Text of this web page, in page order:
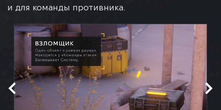
и для команды противника.